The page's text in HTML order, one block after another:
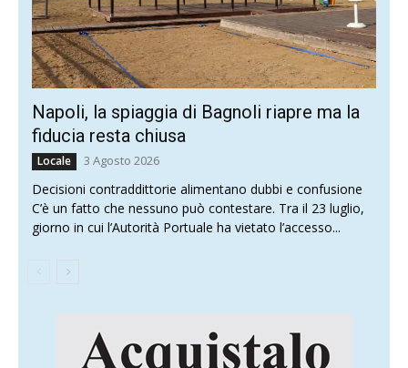
Napoli, la spiaggia di Bagnoli riapre ma la
fiducia resta chiusa
Locale 3 Agosto 2026
Decisioni contraddittorie alimentano dubbi e confusione
C’è un fatto che nessuno può contestare. Tra il 23 luglio,
giorno in cui l’Autorità Portuale ha vietato l’accesso...